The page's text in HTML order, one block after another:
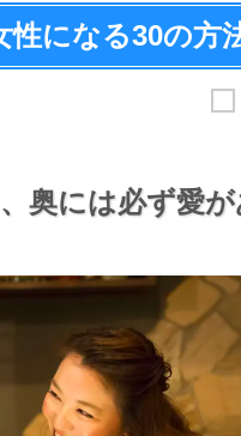
性になる30の方
奥には必ず愛が